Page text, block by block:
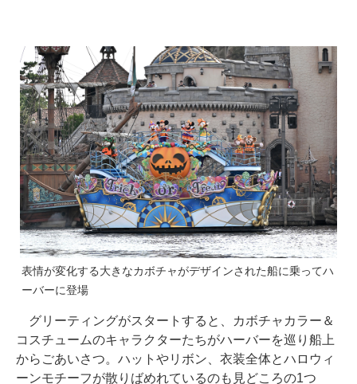
表情が変化する大きなカボチャがデザインされた船に乗ってハ
ーバーに登場
グリーティングがスタートすると、カボチャカラー＆
コスチュームのキャラクターたちがハーバーを巡り船上
からごあいさつ。ハットやリボン、衣装全体とハロウィ
ーンモチーフが散りばめれているのも見どころの1つ